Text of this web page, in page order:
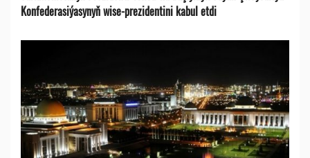
Konfederasiýasynyň wise-prezidentini kabul etdi